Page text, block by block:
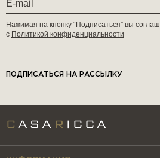
Нажимая на кнопку “Подписаться” вы
с Политикой конфиденциальности
ПОДПИСАТЬСЯ НА РАССЫЛКУ